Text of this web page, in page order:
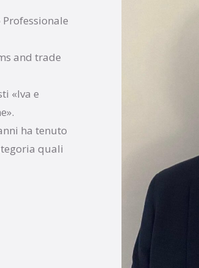
and trade
«Iva e
ha tenuto
quali